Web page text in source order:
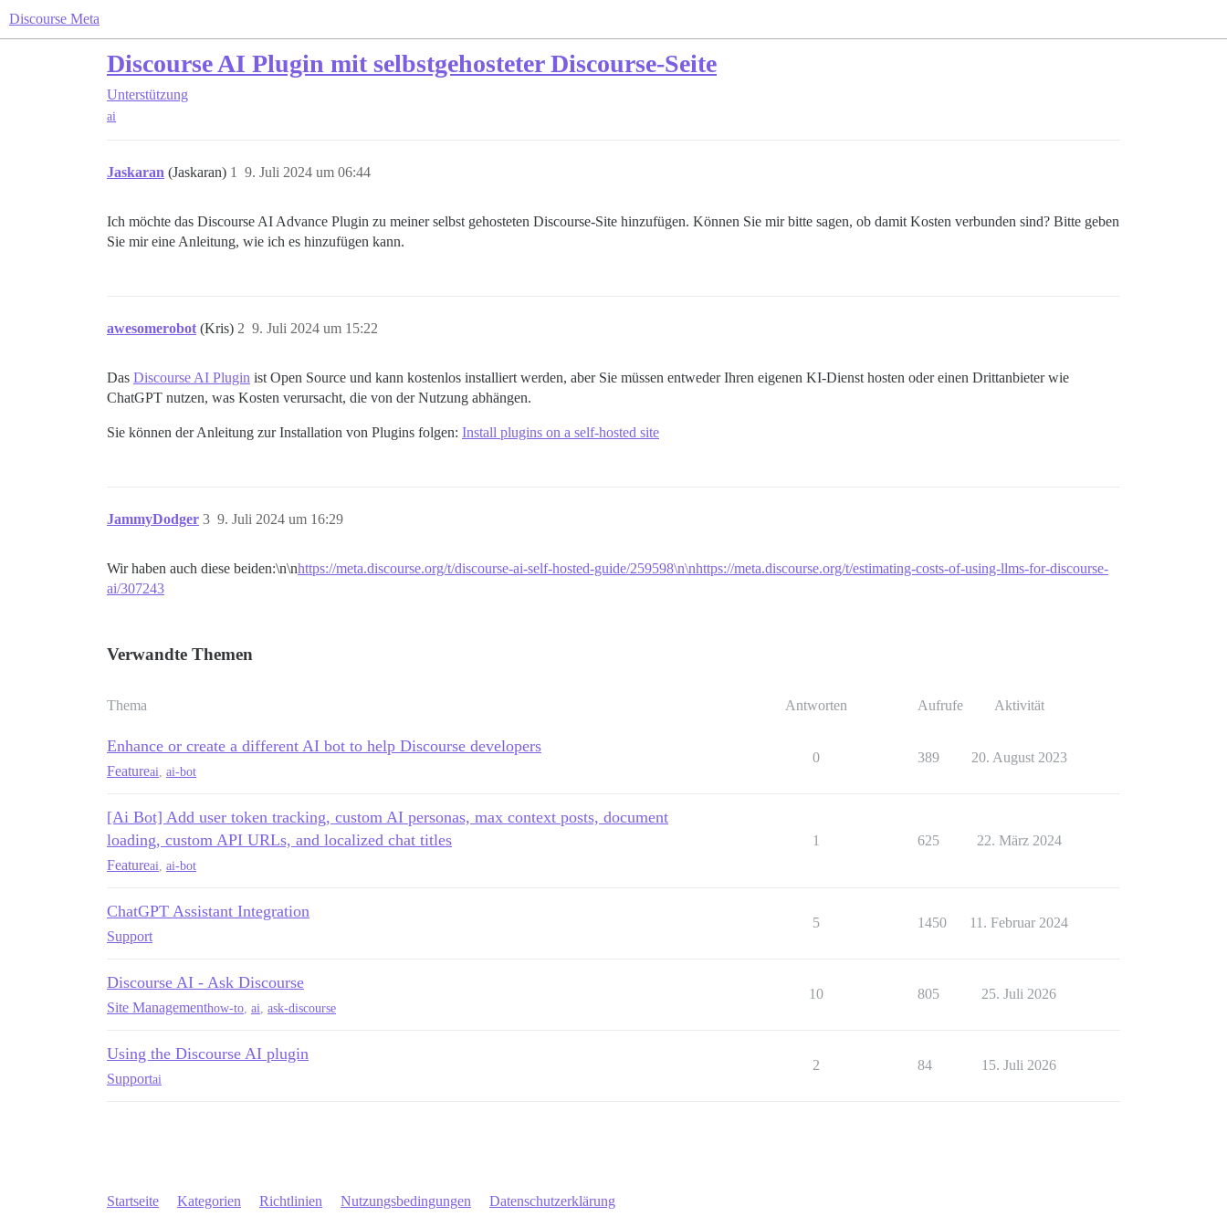
Discourse Meta
Discourse AI Plugin mit selbstgehosteter Discourse-Seite
Unterstützung
ai
Jaskaran (Jaskaran) 9. Juli 2024 um 06:44
1
Ich möchte das Discourse AI Advance Plugin zu meiner selbst gehosteten Discourse-Site hinzufügen. Können Sie mir bitte sagen, ob damit Kosten verbunden sind? Bitte geben
Sie mir eine Anleitung, wie ich es hinzufügen kann.
awesomerobot (Kris) 9. Juli 2024 um 15:22
2
Das Discourse AI Plugin ist Open Source und kann kostenlos installiert werden, aber Sie müssen entweder Ihren eigenen KI-Dienst hosten oder einen Drittanbieter wie
ChatGPT nutzen, was Kosten verursacht, die von der Nutzung abhängen.
Sie können der Anleitung zur Installation von Plugins folgen: Install plugins on a self-hosted site
JammyDodger 9. Juli 2024 um 16:29
3
Wir haben auch diese beiden:\n\nhttps://meta.discourse.org/t/discourse-ai-self-hosted-guide/259598\n\nhttps://meta.discourse.org/t/estimating-costs-of-using-llms-for-discourse-
ai/307243
Verwandte Themen
Thema Antworten Aufrufe Aktivität
Enhance or create a different AI bot to help Discourse developers
Featureai ai-bot
0 389 20. August 2023
[Ai Bot] Add user token tracking, custom AI personas, max context posts, document
loading, custom API URLs, and localized chat titles
Featureai ai-bot
1 625 22. März 2024
ChatGPT Assistant Integration
Support
5 1450 11. Februar 2024
Discourse AI - Ask Discourse
Site Managementhow-to ai ask-discourse
10 805 25. Juli 2026
Using the Discourse AI plugin
Supportai
2 84 15. Juli 2026
Startseite Kategorien Richtlinien Nutzungsbedingungen Datenschutzerklärung